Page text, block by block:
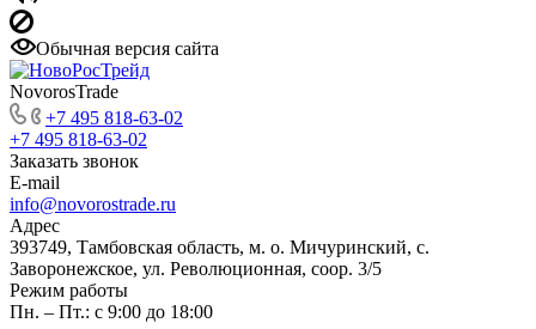
Обычная версия сайта
NovorosTrade
+7 495 818-63-02
+7 495 818-63-02
Заказать звонок
E-mail
info@novorostrade.ru
Адрес
393749, Тамбовская область, м. о. Мичуринский, с.
Заворонежское, ул. Революционная, соор. 3/5
Режим работы
Пн. – Пт.: с 9:00 до 18:00